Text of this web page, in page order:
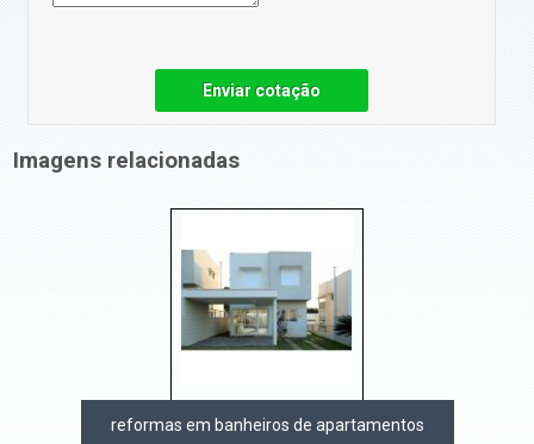
Enviar cotação
Imagens relacionadas
reformas em banheiros de apartamentos